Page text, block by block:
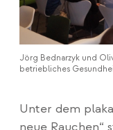
Jörg Bednarzyk und
betriebliches
Unter dem